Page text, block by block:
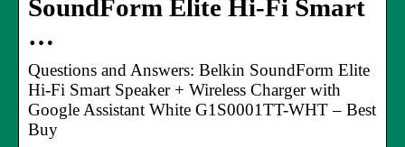
SoundForm Elite Hi-Fi Smart
…
Questions and Answers: Belkin SoundForm Elite
Hi-Fi Smart Speaker + Wireless Charger with
Google Assistant White G1S0001TT-WHT – Best
Buy